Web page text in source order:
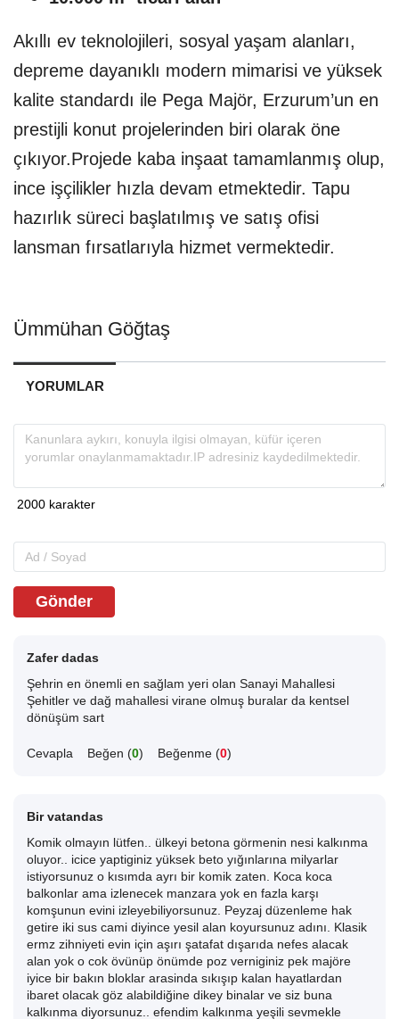
Akıllı ev teknolojileri, sosyal yaşam alanları,
depreme dayanıklı modern mimarisi ve yüksek
kalite standardı ile Pega Majör, Erzurum’un en
prestijli konut projelerinden biri olarak öne
çıkıyor.Projede kaba inşaat tamamlanmış olup,
ince işçilikler hızla devam etmektedir. Tapu
hazırlık süreci başlatılmış ve satış ofisi
lansman fırsatlarıyla hizmet vermektedir.
Ümmühan Göğtaş
YORUMLAR
Gönder
Zafer dadas
Şehrin en önemli en sağlam yeri olan Sanayi Mahallesi
Şehitler ve dağ mahallesi virane olmuş buralar da kentsel
dönüşüm sart
Cevapla Beğen (0) Beğenme (0)
Bir vatandas
Komik olmayın lütfen.. ülkeyi betona görmenin nesi kalkınma
oluyor.. icice yaptiginiz yüksek beto yığınlarına milyarlar
istiyorsunuz o kısımda ayrı bir komik zaten. Koca koca
balkonlar ama izlenecek manzara yok en fazla karşı
komşunun evini izleyebiliyorsunuz. Peyzaj düzenleme hak
getire iki sus cami diyince yesil alan koyursunuz adını. Klasik
ermz zihniyeti evin için aşırı şatafat dışarıda nefes alacak
alan yok o cok övünüp önümde poz verniginiz pek majöre
iyice bir bakın bloklar arasinda sıkışıp kalan hayatlardan
ibaret olacak göz alabildiğine dikey binalar ve siz buna
kalkınma diyorsunuz.. efendim kalkınma yeşili sevmekle